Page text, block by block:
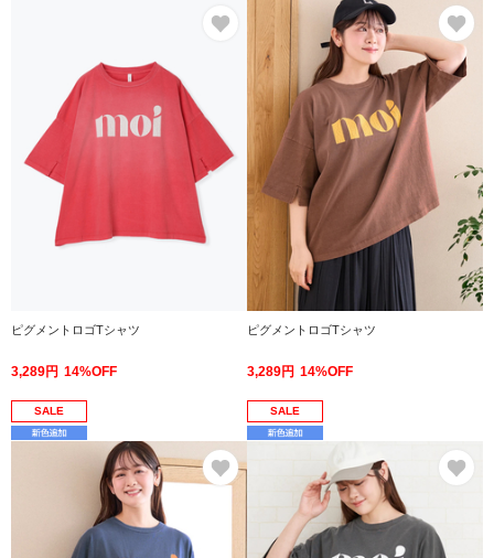
お気に入り
ピグメントロゴTシャツ
3,289円 14%OFF
ピグメントロゴTシャツ
3,289円 14%OFF
SALE SALE